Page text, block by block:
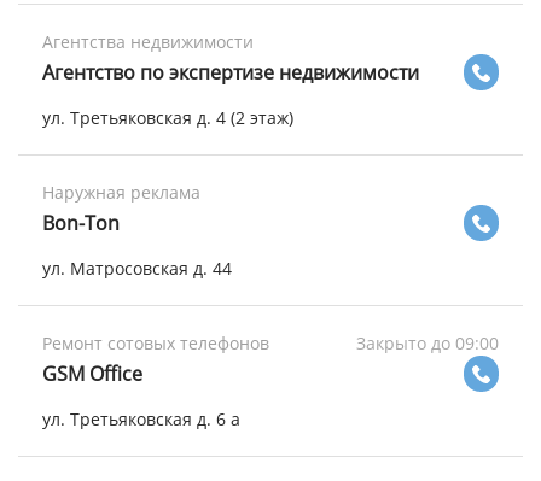
Агентства недвижимости
Агентство по экспертизе недвижимости
ул. Третьяковская д. 4 (2 этаж)
Наружная реклама
Bon-Ton
ул. Матросовская д. 44
Ремонт сотовых телефонов Закрыто до 09:00
GSM Office
ул. Третьяковская д. 6 а